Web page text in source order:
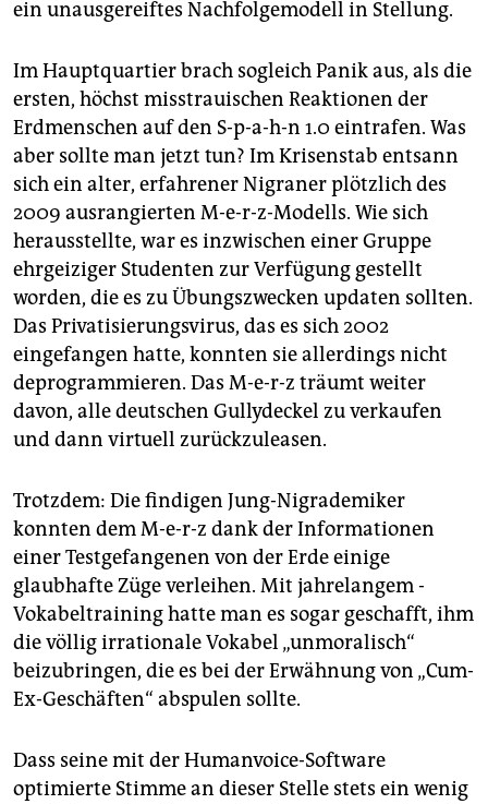
ein unausgereiftes Nachfolgemodell in Stellung.
Im Hauptquartier brach sogleich Panik aus, als die
ersten, höchst misstrauischen Reaktionen der
Erdmenschen auf den S-p-a-h-n 1.0 eintrafen. Was
aber sollte man jetzt tun? Im Krisenstab entsann
sich ein alter, erfahrener Nigraner plötzlich des
2009 ausrangierten M-e-r-z-Modells. Wie sich
herausstellte, war es inzwischen einer Gruppe
ehrgeiziger Studenten zur Verfügung gestellt
worden, die es zu Übungszwecken updaten sollten.
Das Privatisierungsvirus, das es sich 2002
eingefangen hatte, konnten sie allerdings nicht
deprogrammieren. Das ­M-e-r-z träumt weiter
davon, alle deutschen Gullydeckel zu verkaufen
und dann virtuell zurückzuleasen.
Trotzdem: Die findigen Jung-Nigrademiker
konnten dem M-e-r-z dank der Informationen
einer Testgefangenen von der Erde einige
glaubhafte Züge verleihen. Mit jahrelangem ­
Vokabeltraining hatte man es sogar geschafft, ihm
die völlig irrationale Vokabel „unmoralisch“
beizubringen, die es bei der Erwähnung von „Cum-
Ex-Geschäften“ abspulen sollte.
Dass seine mit der Humanvoice-Software
optimierte Stimme an dieser Stelle stets ein wenig